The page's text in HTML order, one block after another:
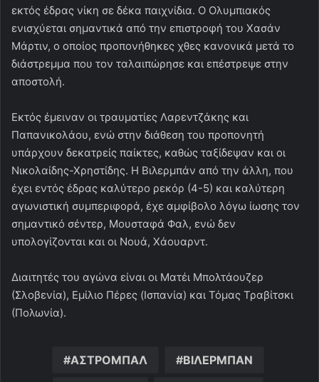
εκτός έδρας νίκη σε δέκα παιχνίδια. Ο Ολυμπιακός
ενισχύεται σημαντικά από την επιστροφή του Χασάν
Μάρτιν, ο οποίος προπονήθηκες χθες κανονικά μετά το
διάστρεμμα που τον ταλαιπώρησε και επέστρεψε στην
αποστολή.
Εκτός έμειναν οι τραυματίες Λαρεντζάκης και
Παπανικολάου, ενώ στην διάθεση του προπονητή
υπάρχουν δεκατρείς παίκτες, καθώς ταξίδεψαν και οι
Νικολαίδης-Χρηστίδης. Η Βιλερμπάν από την άλλη, που
έχει εντός έδρας καλύτερο ρεκόρ (4-5) και καλύτερη
αγωνιστική συμπεριφορά, έχε αμφίβολο λόγω ίωσης τον
σημαντικό σέντερ, Μουσταφά Φαλ, ενώ δεν
υπολογίζονται και οι Νουά, Χάουαρντ.
Διαιτητές του αγώνα είναι οι Ματέι Μπολτάουζερ
(Σλοβενία), Εμίλιο Πέρες (Ισπανία) και Τόμας Τραβίτσκι
(Πολωνία).
ΑΣΤΡΟΜΠΑΛ ΒΙΛΕΡΜΠΑΝ